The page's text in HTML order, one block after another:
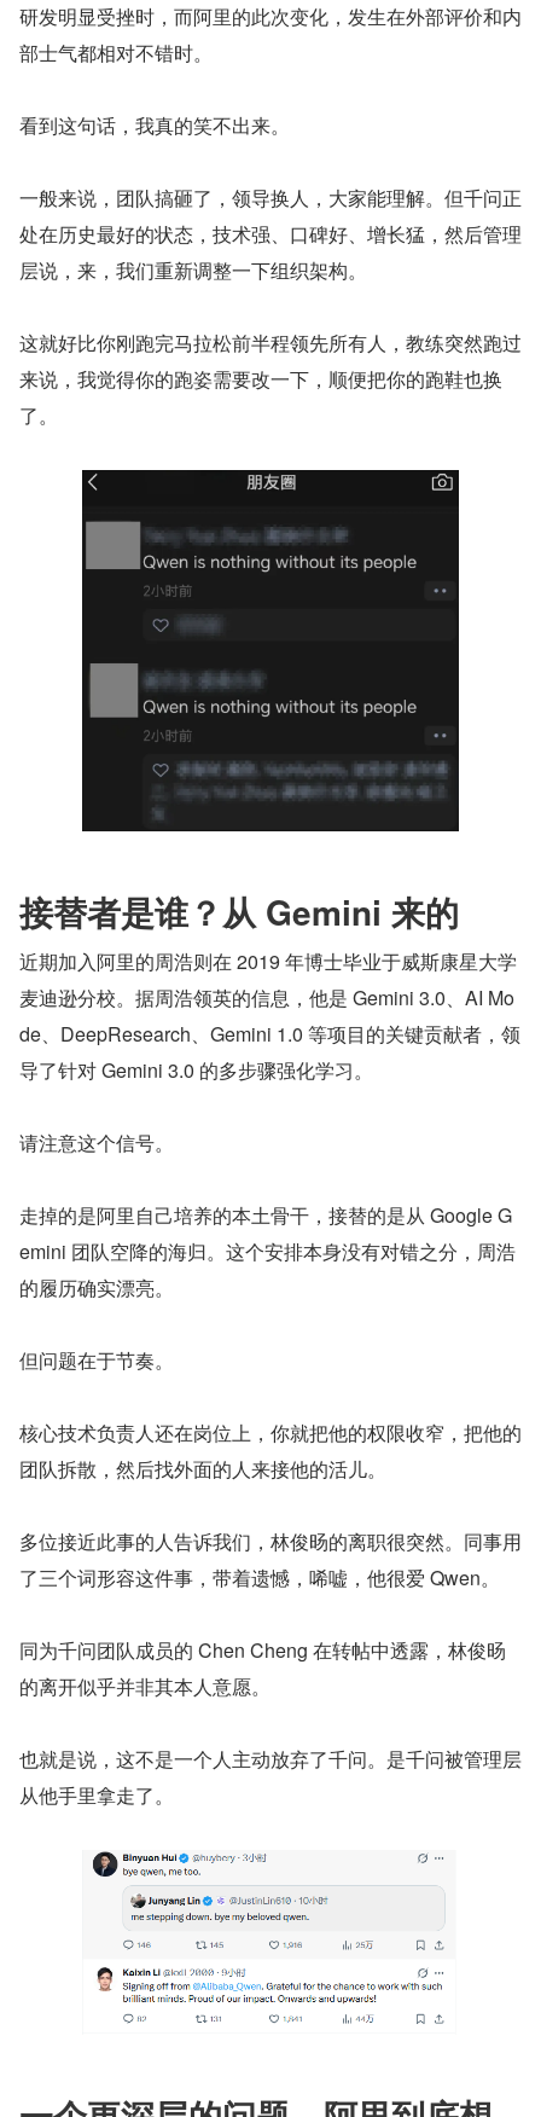
研发明显受挫时，而阿里的此次变化，发生在外部评价和内
部士气都相对不错时。
看到这句话，我真的笑不出来。
一般来说，团队搞砸了，领导换人，大家能理解。但千问正
处在历史最好的状态，技术强、口碑好、增长猛，然后管理
层说，来，我们重新调整一下组织架构。
这就好比你刚跑完马拉松前半程领先所有人，教练突然跑过
来说，我觉得你的跑姿需要改一下，顺便把你的跑鞋也换
了。
接替者是谁？从 Gemini 来的
近期加入阿里的周浩则在 2019 年博士毕业于威斯康星大学
麦迪逊分校。据周浩领英的信息，他是 Gemini 3.0、AI Mo
de、DeepResearch、Gemini 1.0 等项目的关键贡献者，领
导了针对 Gemini 3.0 的多步骤强化学习。
请注意这个信号。
走掉的是阿里自己培养的本土骨干，接替的是从 Google G
emini 团队空降的海归。这个安排本身没有对错之分，周浩
的履历确实漂亮。
但问题在于节奏。
核心技术负责人还在岗位上，你就把他的权限收窄，把他的
团队拆散，然后找外面的人来接他的活儿。
多位接近此事的人告诉我们，林俊旸的离职很突然。同事用
了三个词形容这件事，带着遗憾，唏嘘，他很爱 Qwen。
同为千问团队成员的 Chen Cheng 在转帖中透露，林俊旸
的离开似乎并非其本人意愿。
也就是说，这不是一个人主动放弃了千问。是千问被管理层
从他手里拿走了。